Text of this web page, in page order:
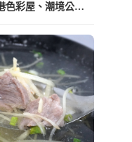
色彩屋、潮境公園